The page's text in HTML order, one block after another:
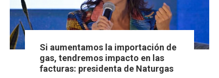
Si aumentamos la importación de
gas, tendremos impacto en las
facturas: presidenta de Naturgas